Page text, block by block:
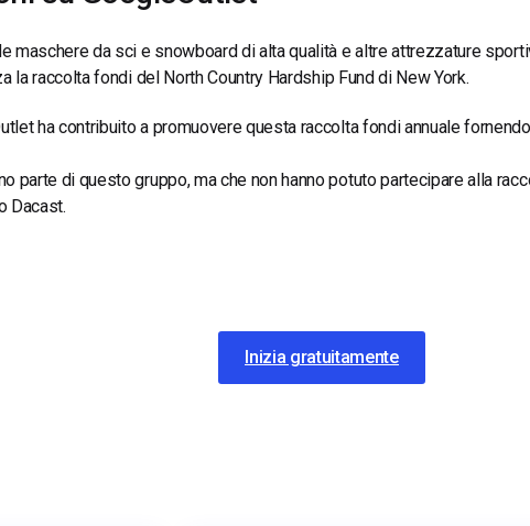
maschere da sci e snowboard di alta qualità e altre attrezzature
la raccolta fondi del North Country Hardship Fund di New York.
ha contribuito a promuovere questa raccolta fondi annuale
parte di questo gruppo, ma che non hanno potuto partecipare alla
Dacast.
Inizia gratuitamente